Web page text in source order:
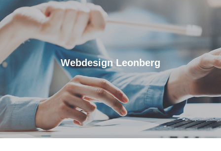
Webdesign Leonberg